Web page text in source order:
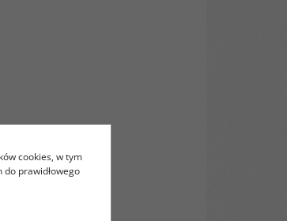
cookies, w tym
do prawidłowego